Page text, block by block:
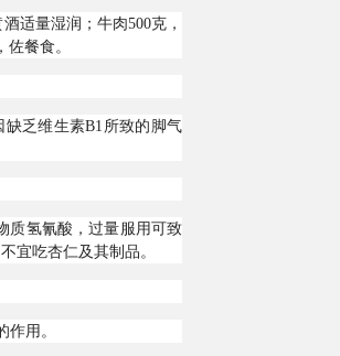
适量湿润；牛肉500克，
餐食。
乏维生素B1所致的脚气
质氢氰酸，过量服用可致
宜吃杏仁及其制品。
用。